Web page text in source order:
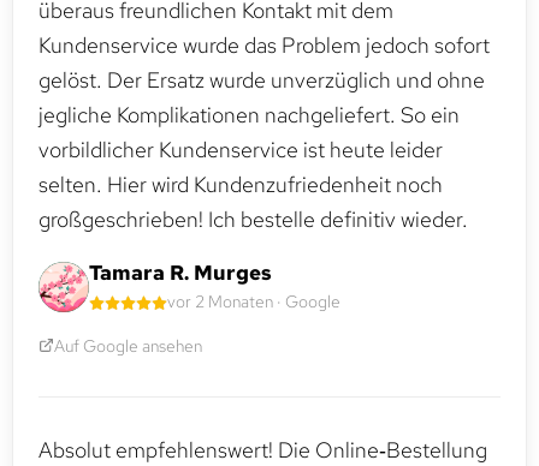
überaus freundlichen Kontakt mit dem
Kundenservice wurde das Problem jedoch sofort
gelöst. Der Ersatz wurde unverzüglich und ohne
jegliche Komplikationen nachgeliefert. So ein
vorbildlicher Kundenservice ist heute leider
selten. Hier wird Kundenzufriedenheit noch
großgeschrieben! Ich bestelle definitiv wieder.
Tamara R. Murges
vor 2 Monaten · Google
Auf Google ansehen
Absolut empfehlenswert! Die Online‑Bestellung